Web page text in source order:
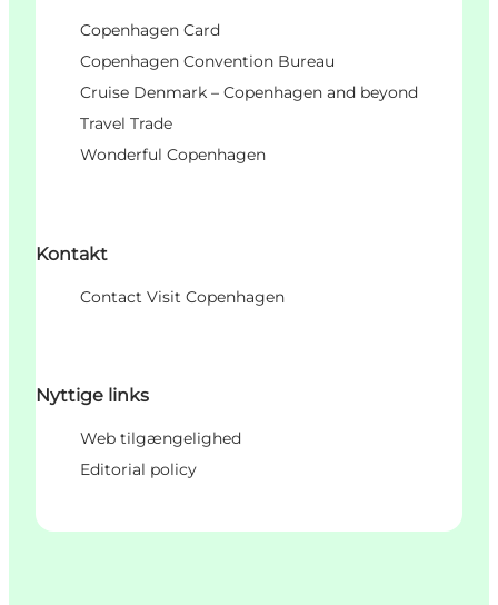
Copenhagen Card
Copenhagen Convention Bureau
Cruise Denmark – Copenhagen and beyond
Travel Trade
Wonderful Copenhagen
Kontakt
Contact Visit Copenhagen
Nyttige links
Web tilgængelighed
Editorial policy